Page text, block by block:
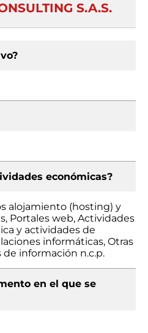
S.A.S.
económicas?
alojamiento (hosting) y
Portales web, Actividades
y actividades de
informáticas, Otras
información n.c.p.
en el que se